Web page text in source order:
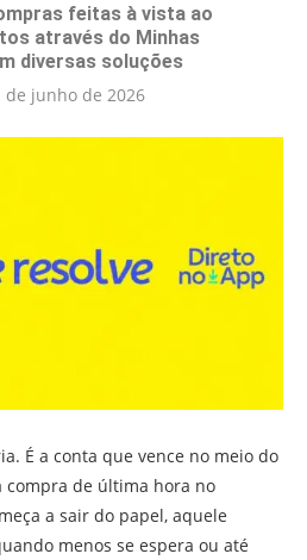
feitas à vista ao
através do Minhas
diversas soluções
de junho de 2026
É a conta que vence no meio do
compra de última hora no
a sair do papel, aquele
menos se espera ou até